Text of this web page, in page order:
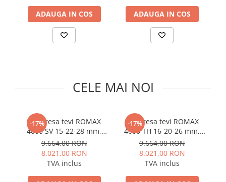
Schimbatoare de caldura
Pompe de caldura
Generatoare de abur
egalizare
Pompe de circulatie si accesorii
Vase de expansiune termice
Detectoare si regulatoare de gaz si
ADAUGA IN COS ADAUGA IN COS
CELE MAI NOI
-17%
Set presa tevi ROMAX
4000 SV 15-22-28 mm,
18V 4Ah EU
9.664,00 RON
8.021,00 RON
TVA inclus
-17%
Set presa tevi ROMAX
4000 TH 16-20-26 mm,
18V 4Ah EU
9.664,00 RON
8.021,00 RON
TVA inclus